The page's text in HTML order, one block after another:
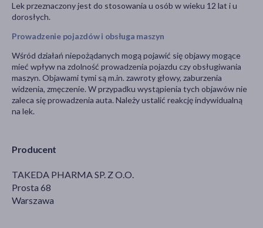
Producent
TAKEDA PHARMA SP. Z O.O.
Prosta 68
Warszawa
Lek przeznaczony jest do stosowania u osób w wieku 12 lat i u
dorosłych.
Prowadzenie pojazdów i obsługa maszyn
Wśród działań niepożądanych mogą pojawić się objawy mogące
mieć wpływ na zdolność prowadzenia pojazdu czy obsługiwania
maszyn. Objawami tymi są m.in. zawroty głowy, zaburzenia
widzenia, zmęczenie. W przypadku wystąpienia tych objawów nie
zaleca się prowadzenia auta. Należy ustalić reakcję indywidualną
na lek.